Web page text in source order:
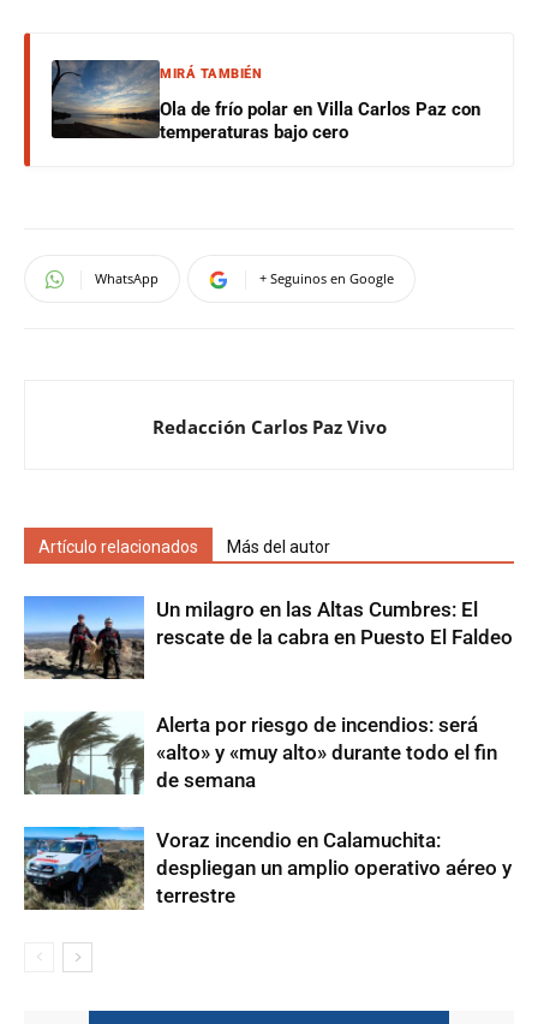
MIRÁ TAMBIÉN
Ola de frío polar en Villa Carlos Paz con
temperaturas bajo cero
WhatsApp + Seguinos en Google
Redacción Carlos Paz Vivo
Artículo relacionados Más del autor
Un milagro en las Altas Cumbres: El
rescate de la cabra en Puesto El Faldeo
Alerta por riesgo de incendios: será
«alto» y «muy alto» durante todo el fin
de semana
Voraz incendio en Calamuchita:
despliegan un amplio operativo aéreo y
terrestre